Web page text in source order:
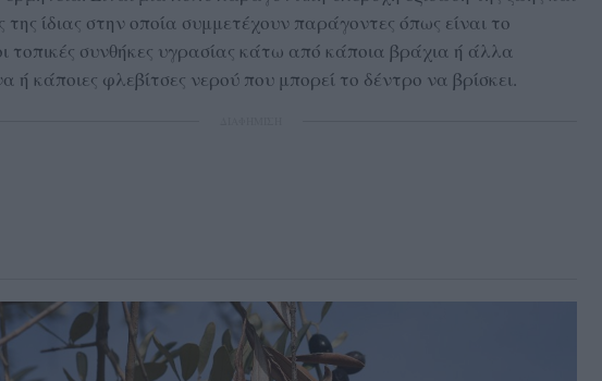
της ίδιας στην οποία συμμετέχουν παράγοντες όπως είναι το
τοπικές συνθήκες υγρασίας κάτω από κάποια βράχια ή άλλα
ή κάποιες φλεβίτσες νερού που μπορεί το δέντρο να βρίσκει.